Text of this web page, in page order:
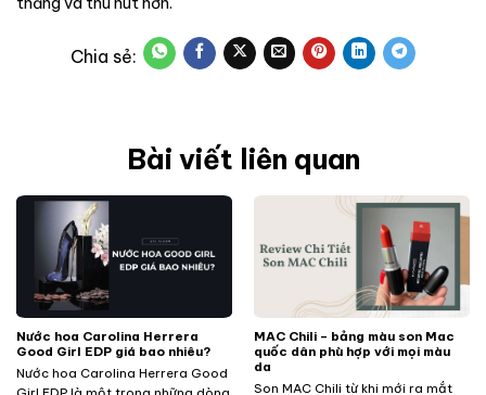
Bài viết liên quan
Nước hoa Carolina Herrera
Good Girl EDP giá bao nhiêu?
Nước hoa Carolina Herrera Good
MAC Chili – bảng màu son Mac
quốc dân phù hợp với mọi màu
da
Son MAC Chili từ khi mới ra mắt